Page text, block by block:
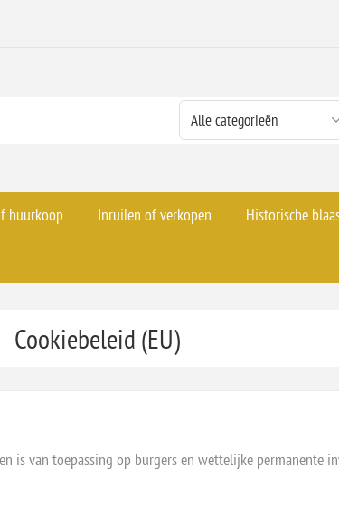
huurkoop Inruilen of verkopen Historische
Cookiebeleid (EU)
en is van toepassing op burgers en wettelijke permanente